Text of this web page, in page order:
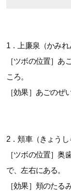
1．上廉泉（かみれ
［ツボの位置］あ
ころ。
［効果］あごのぜ
2．頬車（きょうし
［ツボの位置］奥
で、左右にある。
［効果］頬のたる